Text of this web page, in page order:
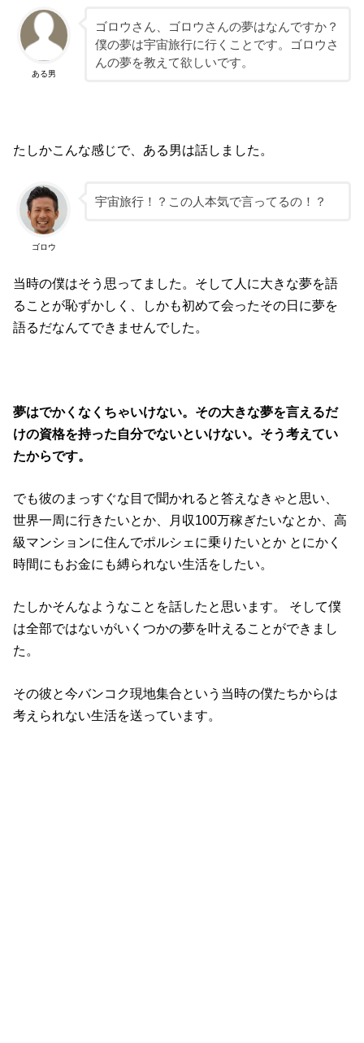
ある男
ゴロウさん、ゴロウさんの夢はなんですか？
僕の夢は宇宙旅行に行くことです。ゴロウさ
んの夢を教えて欲しいです。
たしかこんな感じで、ある男は話しました。
ゴロウ
宇宙旅行！？この人本気で言ってるの！？
当時の僕はそう思ってました。そして人に大きな夢を語
ることが恥ずかしく、しかも初めて会ったその日に夢を
語るだなんてできませんでした。
夢はでかくなくちゃいけない。その大きな夢を言えるだ
けの資格を持った自分でないといけない。そう考えてい
たからです。
でも彼のまっすぐな目で聞かれると答えなきゃと思い、
世界一周に行きたいとか、月収100万稼ぎたいなとか、高
級マンションに住んでポルシェに乗りたいとか とにかく
時間にもお金にも縛られない生活をしたい。
たしかそんなようなことを話したと思います。 そして僕
は全部ではないがいくつかの夢を叶えることができまし
た。
その彼と今バンコク現地集合という当時の僕たちからは
考えられない生活を送っています。